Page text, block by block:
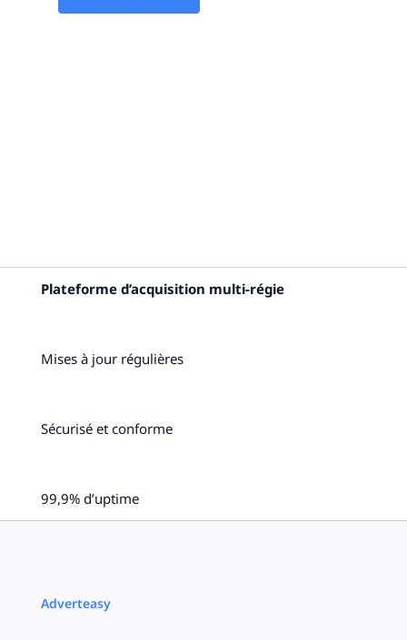
Plateforme d’acquisition multi-régie
Mises à jour régulières
Sécurisé et conforme
99,9% d’uptime
Adverteasy